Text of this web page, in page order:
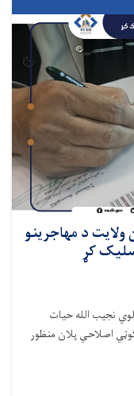
ولایت د مهاجرینو
کړ
نجیب الله حیات
اصلاحي پلان منظور